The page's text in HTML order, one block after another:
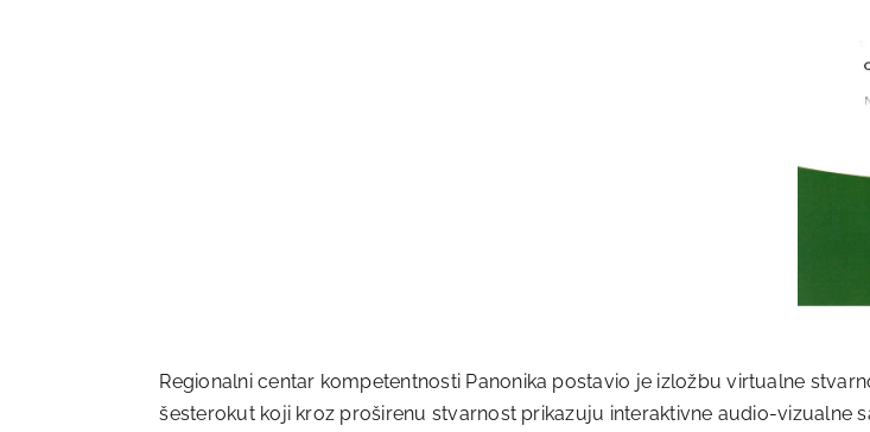
Regionalni centar kompetentnosti Panonika postavio je izložbu virtualne
šesterokut koji kroz proširenu stvarnost prikazuju interaktivne audio-vizualne